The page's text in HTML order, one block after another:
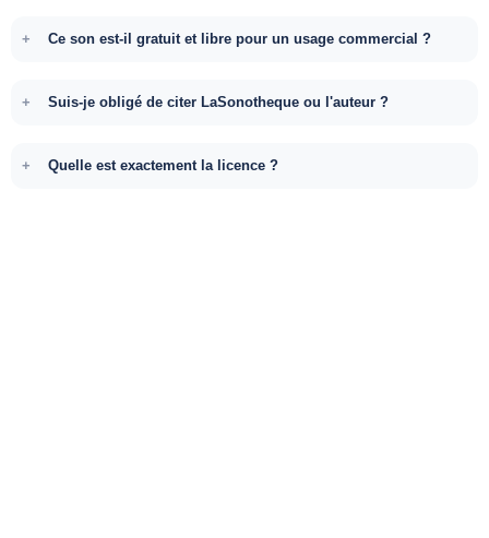
Ce son est-il gratuit et libre pour un usage commercial ?
Suis-je obligé de citer LaSonotheque ou l'auteur ?
Quelle est exactement la licence ?